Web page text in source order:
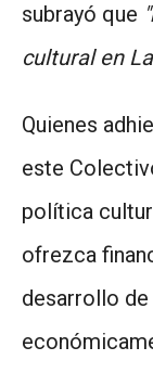
subrayó que
cultural en
Quienes
este
política
ofrezca
desarrollo